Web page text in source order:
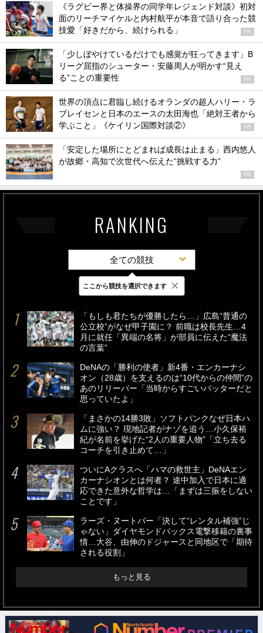
《ラグビー界と体操界の同学年レジェンド対談》初対
面のリーチマイケルと内村航平が本音で語り合った競
技愛「好きだから、続けられる」
PR
「少しぼやけているだけでも感覚が狂ってきます」B
リーグ屈指のシューター・安藤周人が明かす“見え
る”ことの重要性
PR
世界の頂点に君臨し続けるオランダの超人ハリー・ラ
ブレイセンと日本のエースの太田海也「絶対王者から
学ぶこと」《ケイリン国際対談②》
PR
「安定した場所にとどまれば成長は止まる」西内悠人
が故郷・高知で次世代へ伝えた“挑戦する力”
PR
RANKING
全ての競技
最新 24時間 週間
「もしも君たちが優勝したら…」広島“普通の
公立校”がなぜ甲子園に？ 前職は校長先生…4
月に就任「異端の名将」が部員に伝えた“魔法
の言葉”
DeNAの「勝利の使者」新4番・エンカーナシ
オン（28歳）を支えるのは“10代からの仲間”の
あのリリーバー「当時からすごいバッターだと
思っていたよ」
「まさかの14勝3敗」ソフトバンクなぜ日本ハ
ムに強い？ 現地記者がナゾを追う…小久保裕
紀が名前を挙げた“2人の重要人物”「立ち去る
コーチを引き止めて…」
ついにAクラスへ「ハマの救世主」DeNAエン
カーナシオンとは何者？ 途中加入で日本に適
応できた意外な哲学は…「まずは三振をしない
ことです」
ラーズ・ヌートバー「決して“レンタル補強”じ
ゃない」ダイヤモンドバックス電撃移籍の裏事
情…大谷、由伸のドジャースと同地区で「期待
される役割」
もっと見る
ここから競技を選択できます ×